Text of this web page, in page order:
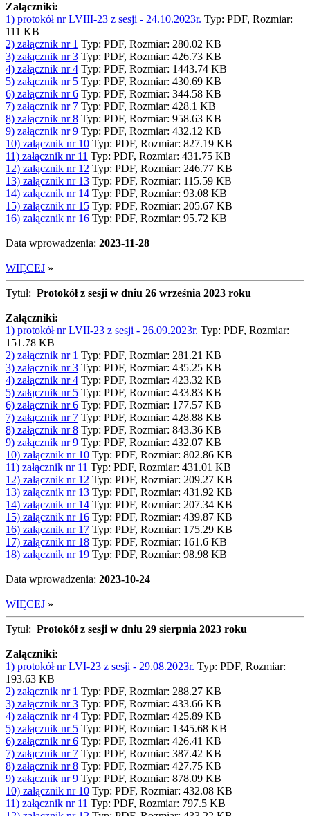
Załączniki:
1) protokół nr LVIII-23 z sesji - 24.10.2023r. Typ: PDF, Rozmiar:
111 KB
2) załącznik nr 1 Typ: PDF, Rozmiar: 280.02 KB
3) załącznik nr 3 Typ: PDF, Rozmiar: 426.73 KB
4) załącznik nr 4 Typ: PDF, Rozmiar: 1443.74 KB
5) załącznik nr 5 Typ: PDF, Rozmiar: 430.69 KB
6) załącznik nr 6 Typ: PDF, Rozmiar: 344.58 KB
7) załącznik nr 7 Typ: PDF, Rozmiar: 428.1 KB
8) załącznik nr 8 Typ: PDF, Rozmiar: 958.63 KB
9) załącznik nr 9 Typ: PDF, Rozmiar: 432.12 KB
10) załącznik nr 10 Typ: PDF, Rozmiar: 827.19 KB
11) załącznik nr 11 Typ: PDF, Rozmiar: 431.75 KB
12) załącznik nr 12 Typ: PDF, Rozmiar: 246.77 KB
13) załącznik nr 13 Typ: PDF, Rozmiar: 115.59 KB
14) załącznik nr 14 Typ: PDF, Rozmiar: 93.08 KB
15) załącznik nr 15 Typ: PDF, Rozmiar: 205.67 KB
16) załącznik nr 16 Typ: PDF, Rozmiar: 95.72 KB
Data wprowadzenia: 2023-11-28
WIĘCEJ »
Tytuł: Protokół z sesji w dniu 26 września 2023 roku
Załączniki:
1) protokół nr LVII-23 z sesji - 26.09.2023r. Typ: PDF, Rozmiar:
151.78 KB
2) załącznik nr 1 Typ: PDF, Rozmiar: 281.21 KB
3) załącznik nr 3 Typ: PDF, Rozmiar: 435.25 KB
4) załącznik nr 4 Typ: PDF, Rozmiar: 423.32 KB
5) załącznik nr 5 Typ: PDF, Rozmiar: 433.83 KB
6) załącznik nr 6 Typ: PDF, Rozmiar: 177.57 KB
7) załącznik nr 7 Typ: PDF, Rozmiar: 428.88 KB
8) załącznik nr 8 Typ: PDF, Rozmiar: 843.36 KB
9) załącznik nr 9 Typ: PDF, Rozmiar: 432.07 KB
10) załącznik nr 10 Typ: PDF, Rozmiar: 802.86 KB
11) załącznik nr 11 Typ: PDF, Rozmiar: 431.01 KB
12) załącznik nr 12 Typ: PDF, Rozmiar: 209.27 KB
13) załącznik nr 13 Typ: PDF, Rozmiar: 431.92 KB
14) załącznik nr 14 Typ: PDF, Rozmiar: 207.34 KB
15) załącznik nr 16 Typ: PDF, Rozmiar: 439.87 KB
16) załącznik nr 17 Typ: PDF, Rozmiar: 175.29 KB
17) załącznik nr 18 Typ: PDF, Rozmiar: 161.6 KB
18) załącznik nr 19 Typ: PDF, Rozmiar: 98.98 KB
Data wprowadzenia: 2023-10-24
WIĘCEJ »
Tytuł: Protokół z sesji w dniu 29 sierpnia 2023 roku
Załączniki:
1) protokół nr LVI-23 z sesji - 29.08.2023r. Typ: PDF, Rozmiar:
193.63 KB
2) załącznik nr 1 Typ: PDF, Rozmiar: 288.27 KB
3) załącznik nr 3 Typ: PDF, Rozmiar: 433.66 KB
4) załącznik nr 4 Typ: PDF, Rozmiar: 425.89 KB
5) załącznik nr 5 Typ: PDF, Rozmiar: 1345.68 KB
6) załącznik nr 6 Typ: PDF, Rozmiar: 426.41 KB
7) załącznik nr 7 Typ: PDF, Rozmiar: 387.42 KB
8) załącznik nr 8 Typ: PDF, Rozmiar: 427.75 KB
9) załącznik nr 9 Typ: PDF, Rozmiar: 878.09 KB
10) załącznik nr 10 Typ: PDF, Rozmiar: 432.08 KB
11) załącznik nr 11 Typ: PDF, Rozmiar: 797.5 KB